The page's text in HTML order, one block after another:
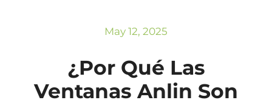
May 12, 2025
¿Por Qué Las
Ventanas Anlin Son